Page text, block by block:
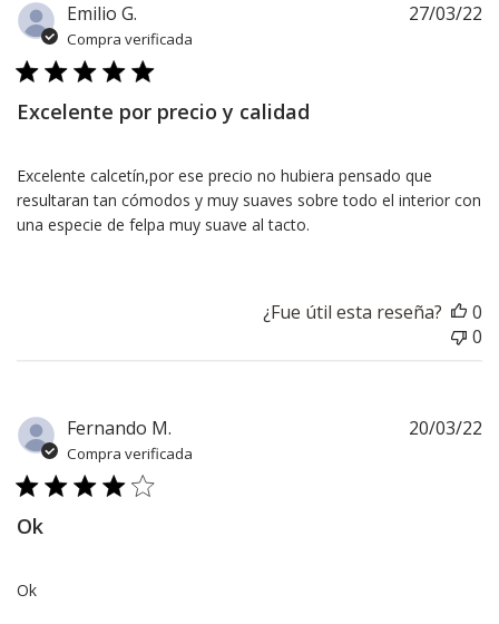
Emilio G.
Compra verificada
Excelente por precio y calidad
Excelente calcetín,por ese precio no hubiera pensado que
resultaran tan cómodos y muy suaves sobre todo el interior con
una especie de felpa muy suave al tacto.
27/03/22
¿Fue útil esta reseña?
0
0
Fernando M.
Compra verificada
Ok
Ok
20/03/22